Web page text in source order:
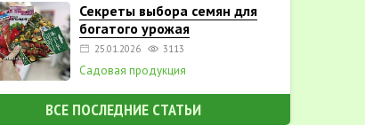
Секреты выбора семян для
богатого урожая
25.01.2026 3113
Садовая продукция
ВСЕ ПОСЛЕДНИЕ СТАТЬИ